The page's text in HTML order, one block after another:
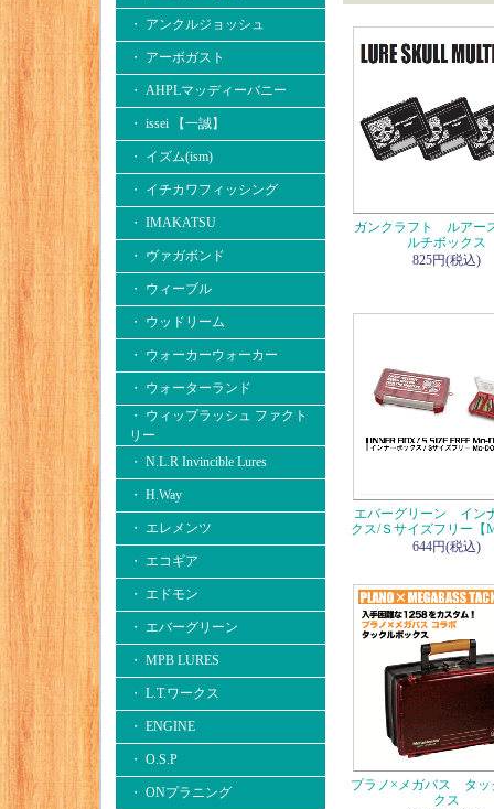
・ アンクルジョッシュ
・ アーボガスト
・ AHPLマッディーバニー
・ issei 【一誠】
・ イズム(ism)
・ イチカワフィッシング
・ IMAKATSU
・ ヴァガボンド
・ ウィーブル
・ ウッドリーム
・ ウォーカーウォーカー
・ ウォーターランド
・ ウィップラッシュ ファクト
リー
・ N.L.R Invincible Lures
・ H.Way
・ エレメンツ
・ エコギア
・ エドモン
・ エバーグリーン
・ MPB LURES
・ L.T.ワークス
・ ENGINE
・ O.S.P
・ ONプラニング
ガンクラフト ルアー
ルチボックス
825円(税込)
エバーグリーン イン
クス/Ｓサイズフリー【
644円(税込)
プラノ×メガバス タッ
クス